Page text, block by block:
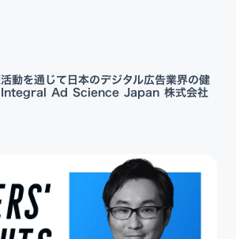
活動を通じて日本のデジタル広告業界の健
Integral Ad Science Japan 株式会社